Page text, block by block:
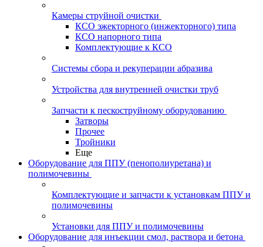
Камеры струйной очистки
КСО эжекторного (инжекторного) типа
КСО напорного типа
Комплектующие к КСО
Системы сбора и рекуперации абразива
Устройства для внутренней очистки труб
Запчасти к пескоструйному оборудованию
Затворы
Прочее
Тройники
Еще
Оборудование для ППУ (пенополиуретана) и
полимочевины
Комплектующие и запчасти к установкам ППУ и
полимочевины
Установки для ППУ и полимочевины
Оборудование для инъекции смол, раствора и бетона